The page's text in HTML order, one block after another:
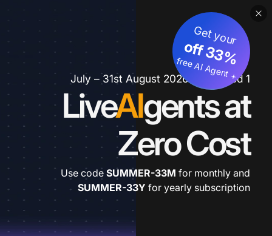
1 July – 31st August 2026 *extended
LiveAIgents at
Zero Cost
Get your
3
3
%
o
ff
+
fre
e
A
I A
g
e
nt
Use code SUMMER-33M for monthly and
SUMMER-33Y for yearly subscription